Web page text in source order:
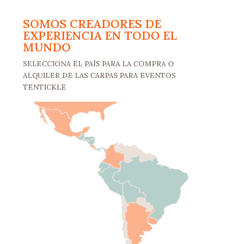
SOMOS CREADORES DE
EXPERIENCIA EN TODO EL
MUNDO
SELECCIONA EL PAÍS PARA LA COMPRA O
ALQUILER DE LAS CARPAS PARA EVENTOS
TENTICKLE